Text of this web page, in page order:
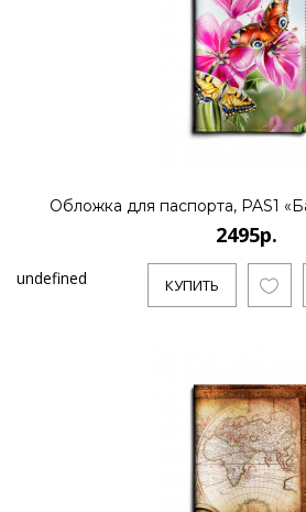
Обложка для паспорта, PAS1
2495р.
КУПИТЬ
undefined